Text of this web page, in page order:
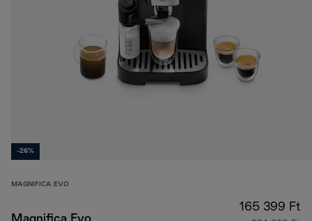
-26%
MAGNIFICA EVO
165 399 Ft